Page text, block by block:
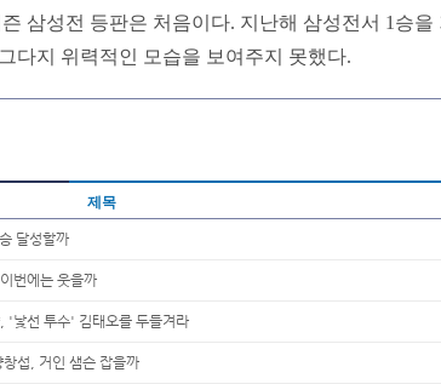
삼성전 등판은 처음이다. 지난해 삼성전서 1승을
다지 위력적인 모습을 보여주지 못했다.
제목
달성할까
번에는 웃을까
'낯선 투수' 김태오를 두들겨라
창섭, 거인 샘슨 잡을까